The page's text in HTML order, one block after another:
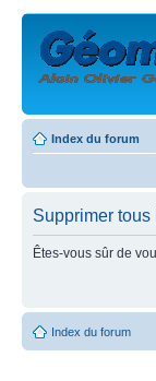
Index du forum
Supprimer
Êtes-vous sûr de
Index du forum